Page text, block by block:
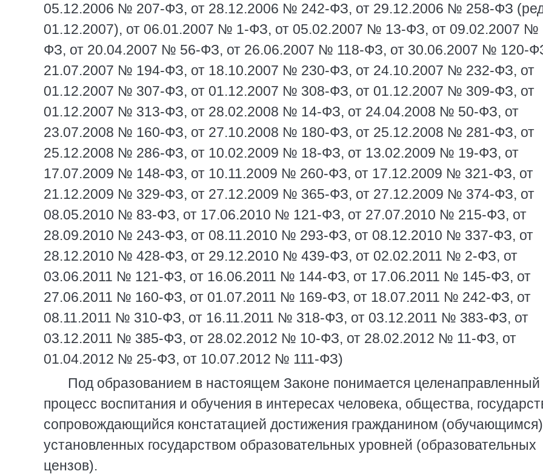
05.12.2006 № 207-ФЗ, от 28.12.2006 № 242-ФЗ, от 29.12.2006 № 258-ФЗ
01.12.2007), от 06.01.2007 № 1-ФЗ, от 05.02.2007 № 13-ФЗ, от 09.02.2007 №
ФЗ, от 20.04.2007 № 56-ФЗ, от 26.06.2007 № 118-ФЗ, от 30.06.2007 № 120-
21.07.2007 № 194-ФЗ, от 18.10.2007 № 230-ФЗ, от 24.10.2007 № 232-ФЗ, от
01.12.2007 № 307-ФЗ, от 01.12.2007 № 308-ФЗ, от 01.12.2007 № 309-ФЗ, от
01.12.2007 № 313-ФЗ, от 28.02.2008 № 14-ФЗ, от 24.04.2008 № 50-ФЗ, от
23.07.2008 № 160-ФЗ, от 27.10.2008 № 180-ФЗ, от 25.12.2008 № 281-ФЗ, от
25.12.2008 № 286-ФЗ, от 10.02.2009 № 18-ФЗ, от 13.02.2009 № 19-ФЗ, от
17.07.2009 № 148-ФЗ, от 10.11.2009 № 260-ФЗ, от 17.12.2009 № 321-ФЗ, от
21.12.2009 № 329-ФЗ, от 27.12.2009 № 365-ФЗ, от 27.12.2009 № 374-ФЗ, от
08.05.2010 № 83-ФЗ, от 17.06.2010 № 121-ФЗ, от 27.07.2010 № 215-ФЗ, от
28.09.2010 № 243-ФЗ, от 08.11.2010 № 293-ФЗ, от 08.12.2010 № 337-ФЗ, от
28.12.2010 № 428-ФЗ, от 29.12.2010 № 439-ФЗ, от 02.02.2011 № 2-ФЗ, от
03.06.2011 № 121-ФЗ, от 16.06.2011 № 144-ФЗ, от 17.06.2011 № 145-ФЗ, от
27.06.2011 № 160-ФЗ, от 01.07.2011 № 169-ФЗ, от 18.07.2011 № 242-ФЗ, от
08.11.2011 № 310-ФЗ, от 16.11.2011 № 318-ФЗ, от 03.12.2011 № 383-ФЗ, от
03.12.2011 № 385-ФЗ, от 28.02.2012 № 10-ФЗ, от 28.02.2012 № 11-ФЗ, от
01.04.2012 № 25-ФЗ, от 10.07.2012 № 111-ФЗ)
Под образованием в настоящем Законе понимается целенаправленный
процесс воспитания и обучения в интересах человека, общества,
сопровождающийся констатацией достижения гражданином (обучающимся)
установленных государством образовательных уровней (образовательных
цензов).